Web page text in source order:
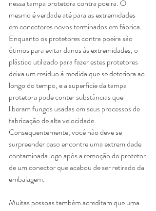
nessa tampa protetora contra poeira. O
mesmo é verdade até para as extremidades
em conectores novos terminados em fábrica.
Enquanto os protetores contra poeira são
ótimos para evitar danos às extremidades, o
plástico utilizado para fazer estes protetores
deixa um resíduo à medida que se deteriora ao
longo do tempo, e a superfície da tampa
protetora pode conter substâncias que
liberam fungos usadas em seus processos de
fabricação de alta velocidade.
Consequentemente, você não deve se
surpreender caso encontre uma extremidade
contaminada logo após a remoção do protetor
de um conector que acabou de ser retirado da
embalagem.
Muitas pessoas também acreditam que uma